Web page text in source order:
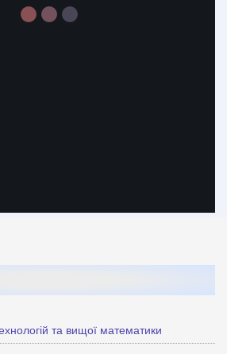
та вищої математики